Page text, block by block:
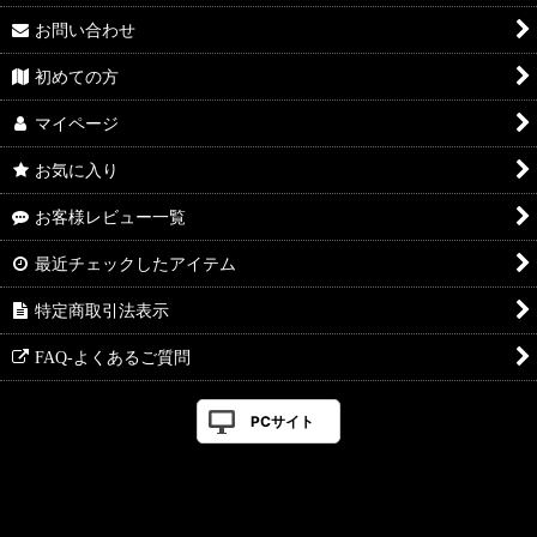
お問い合わせ
初めての方
マイページ
お気に入り
お客様レビュー一覧
最近チェックしたアイテム
特定商取引法表示
FAQ-よくあるご質問
PCサイト